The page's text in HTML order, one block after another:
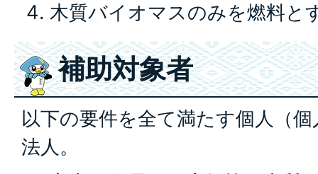
木質バイオマスのみを燃料と
補助対象者
以下の要件を全て満たす個人（
法人。